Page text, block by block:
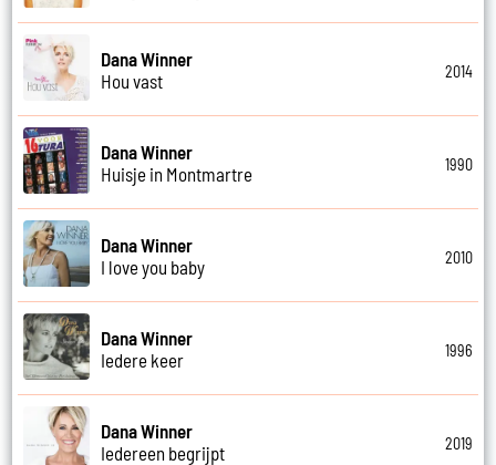
Dana Winner
Hou vast
2014
Dana Winner
Huisje in Montmartre
1990
Dana Winner
I love you baby
2010
Dana Winner
Iedere keer
1996
Dana Winner
Iedereen begrijpt
2019